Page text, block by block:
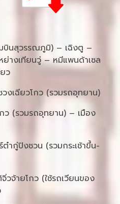
บินสุวรรณภูมิ) – เฉิงตู –
างเทียนวู่ – หมีแพนด้าเซล
ว
เฉียวโกว (รวมรถอุทยาน)
ว (รวมรถอุทยาน) – เมือง
ากู่ปิงชวน (รวมกระเช้าขึ้น-
จ้ายโกว (ใช้รถเวียนของ